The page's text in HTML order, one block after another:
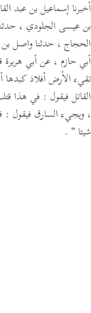
أخبرنا إسماعيل بن عبد
بن عيسى الجلودي ،
الحجاج ، حدثنا واصل
أبي حازم ، عن أبي هريرة
تقيء الأرض أفلاذ كبدها
القاتل فيقول : في هذا
، ويجيء السارق فيقول :
شيئا " .